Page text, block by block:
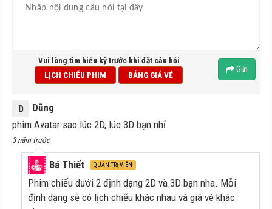
Vui lòng tìm hiểu kỹ trước khi đặt câu hỏi
LỊCH CHIẾU PHIM
BẢNG GIÁ VÉ
Gửi
D
Dũng
phim Avatar sao lúc 2D, lúc 3D bạn nhỉ
3 năm trước
Bá Thiết QUẢN TRỊ VIÊN
Phim chiếu dưới 2 định dạng 2D và 3D bạn nha. Mỗi
định dạng sẽ có lịch chiếu khác nhau và giá vé khác